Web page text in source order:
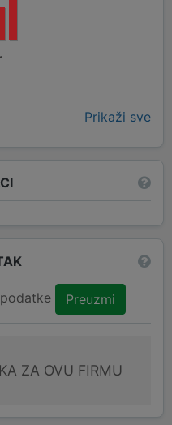
Prikaži sve
Preuzmi
ZA OVU FIRMU